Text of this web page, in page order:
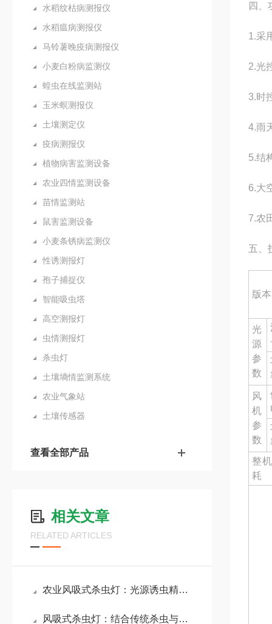
水稻纹枯病测报仪
水稻瘟病测报仪
马铃薯晚疫病测报仪
小麦白粉病监测仪
蝗虫在线监测站
玉米螟测报仪
土壤测定仪
疫病测报仪
植物病害监测设备
农业四情监测设备
苗情监测站
鼠害监测设备
小麦条锈病监测仪
性诱测报灯
孢子捕捉仪
智能吸虫塔
高空测报灯
虫情测报灯
杀虫灯
土壤墒情监测系统
农业气象站
土壤传感器
查看全部产品
相关文章
RELATED ARTICLES
农业风吸式杀虫灯：光源诱虫精准吸引目标害虫，守护作物免受虫害侵扰
风吸式杀虫灯：结合传统杀虫与现代科技，提高农田、菜园等领域害虫防治效果
四、
1.采
2.光
3.时
4.雨
5.结
6.大
7.农
五、
版本
光
源
参
数
风
机
参
数
整
耗